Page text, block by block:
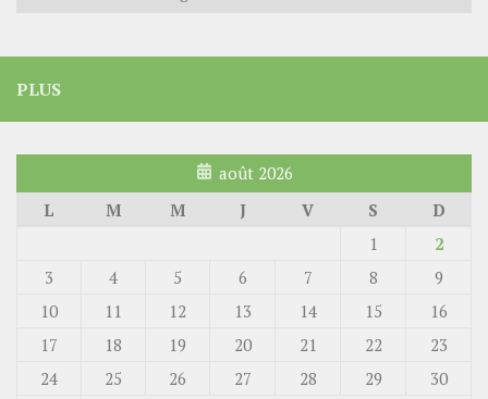
PLUS
août 2026
L
M M J V S
D
1
2
3
4 5 6 7 8
9
10
11 12 13 14 15
16
17
18 19 20 21 22
23
24
25 26 27 28 29
30